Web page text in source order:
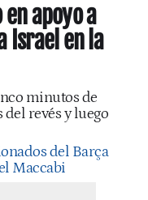
en apoyo a
Israel en la
minutos de
revés y luego
del Barça
Maccabi